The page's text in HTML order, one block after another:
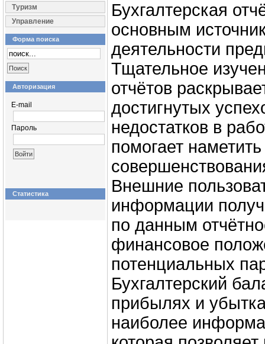
Туризм
Управление
Форма поиска
Авторизация
E-mail
Пароль
Статистика
Бухгалтерская
основным
деятельности
Тщательное
отчётов
достигнутых
недостатков в
помогает
Внешние
информации
по данным
финансовое
потенциальных
Бухгалтерский
прибылях и
наиболее